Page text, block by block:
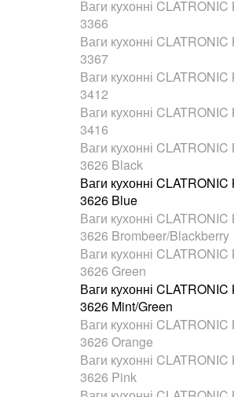
Ваги кухонні CLATRONIC
3366
Ваги кухонні CLATRONIC
3367
Ваги кухонні CLATRONIC
3412
Ваги кухонні CLATRONIC
3416
Ваги кухонні CLATRONIC
3626 Black
Ваги кухонні CLATRONIC
3626 Blue
Ваги кухонні CLATRONIC
3626 Brombeer/Blackberry
Ваги кухонні CLATRONIC
3626 Green
Ваги кухонні CLATRONIC
3626 Mint/Green
Ваги кухонні CLATRONIC
3626 Orange
Ваги кухонні CLATRONIC
3626 Pink